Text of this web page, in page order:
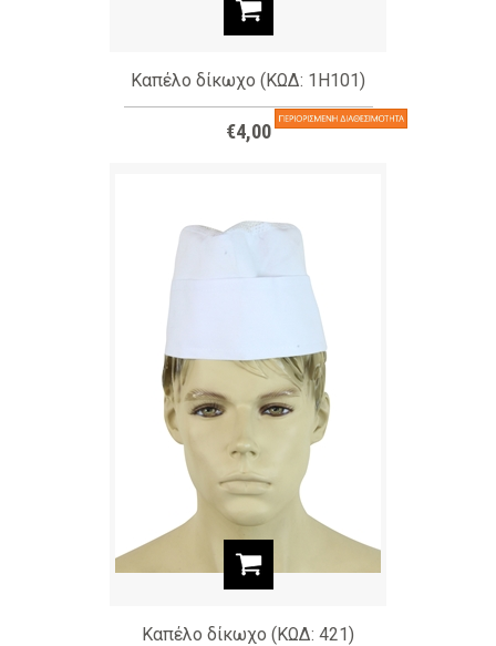
Καπέλο δίκωχο (ΚΩΔ: 1H101)
€4,00
Καπέλο δίκωχο (ΚΩΔ: 421)